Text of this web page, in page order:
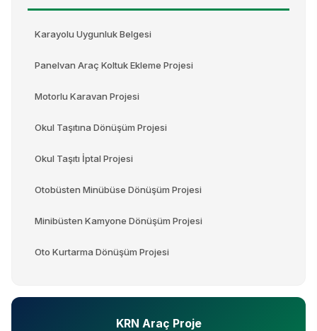
Karayolu Uygunluk Belgesi
Panelvan Araç Koltuk Ekleme Projesi
Motorlu Karavan Projesi
Okul Taşıtına Dönüşüm Projesi
Okul Taşıtı İptal Projesi
Otobüsten Minübüse Dönüşüm Projesi
Minibüsten Kamyone Dönüşüm Projesi
Oto Kurtarma Dönüşüm Projesi
KRN Araç Proje